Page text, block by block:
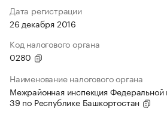
Дата регистрации
26 декабря 2016
Код налогового органа
0280
Наименование налогового органа
Межрайонная инспекция
39 по Республике Башкортостан